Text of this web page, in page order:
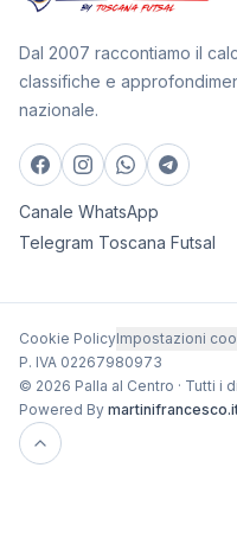
Dal 2007 raccontiamo il
classifiche e
nazionale.
Canale WhatsApp
Telegram Toscana Futsal
Cookie PolicyImpostazioni
P. IVA 02267980973
© 2026 Palla al Centro · Tutti i
Powered By